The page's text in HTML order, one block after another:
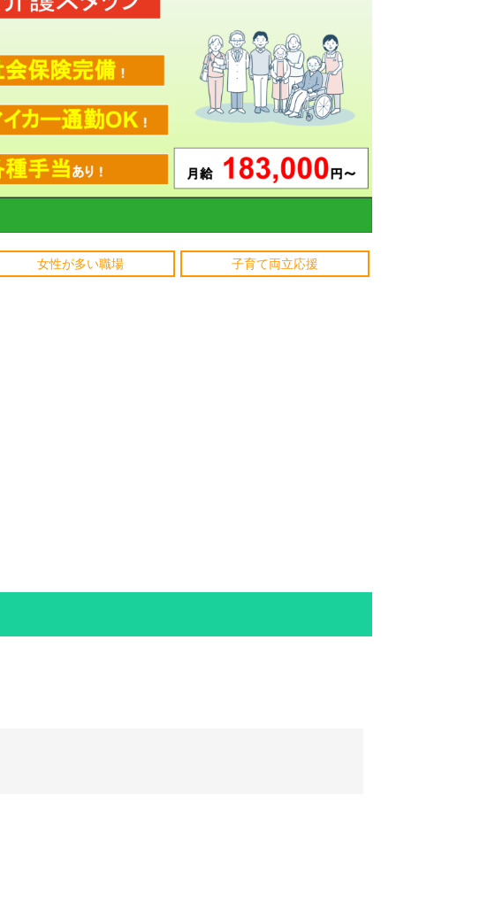
女性が多い職場 子育て両立応援